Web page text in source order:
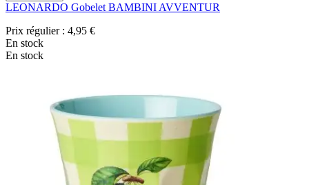
LEONARDO Gobelet BAMBINI AVVENTUR
Prix régulier : 4,95 €
En stock
En stock